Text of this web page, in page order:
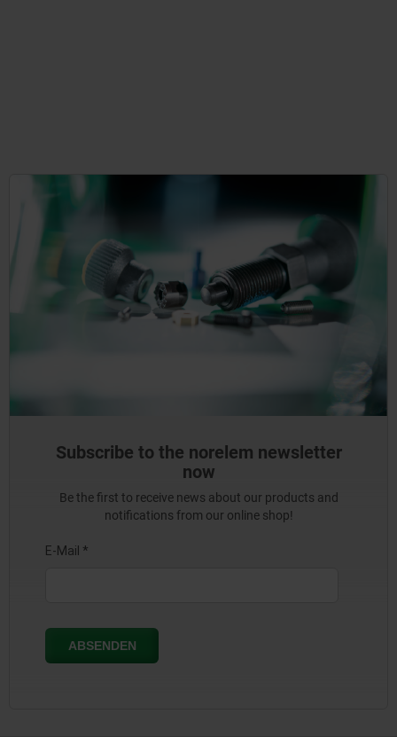
Subscribe to the norelem newsletter
now
Be the first to receive news about our products and
notifications from our online shop!